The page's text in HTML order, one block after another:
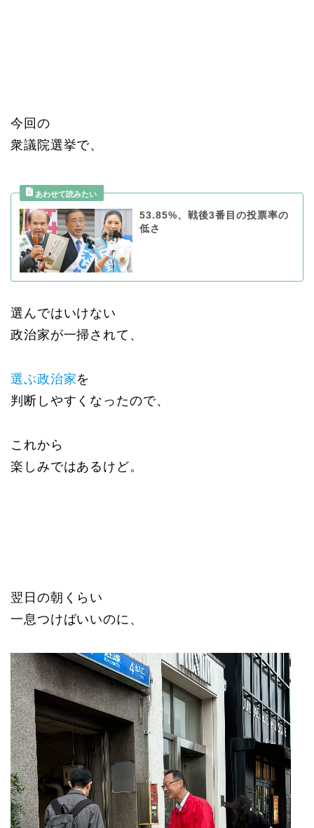
今回の
衆議院選挙で、
53.85%、戦後3番目の投票率の
低さ
選んではいけない
政治家が一掃されて、
選ぶ政治家を
判断しやすくなったので、
これから
楽しみではあるけど。
翌日の朝くらい
一息つけばいいのに、